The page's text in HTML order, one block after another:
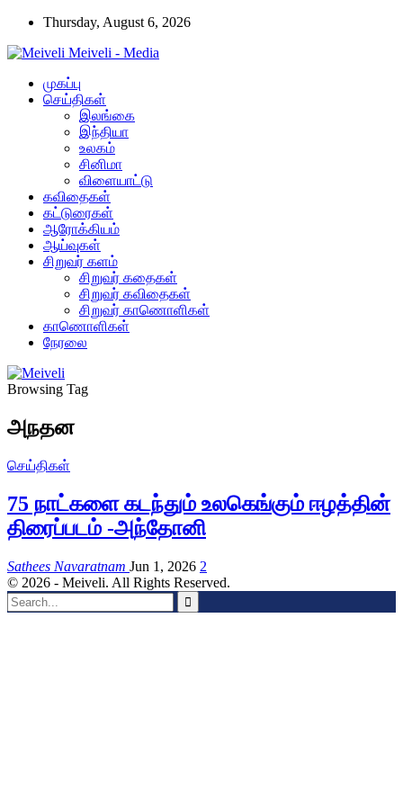
Thursday, August 6, 2026
Meiveli - Media
முகப்பு
செய்திகள்
இலங்கை
இந்தியா
உலகம்
சினிமா
விளையாட்டு
கவிதைகள்
கட்டுரைகள்
ஆரோக்கியம்
ஆய்வுகள்
சிறுவர் களம்
சிறுவர் கதைகள்
சிறுவர் கவிதைகள்
சிறுவர் காணொளிகள்
காணொளிகள்
நேரலை
Browsing Tag
அநதன
செய்திகள்
75 நாட்களை கடந்தும் உலகெங்கும் ஈழத்தின்
திரைப்படம் -அந்தோனி
Sathees Navaratnam Jun 1, 2026 2
© 2026 - Meiveli. All Rights Reserved.